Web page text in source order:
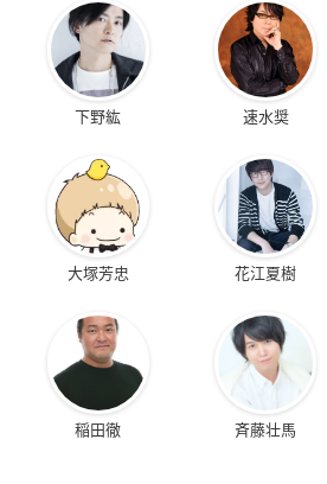
下野紘 速水奨
大塚芳忠 花江夏樹
稲田徹 斉藤壮馬